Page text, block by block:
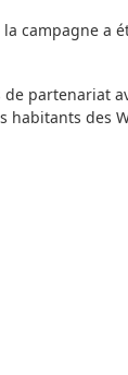
campagne a
partenariat
habitants des